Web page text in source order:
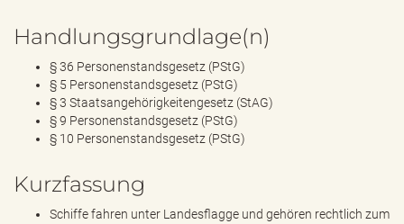
Handlungsgrundlage(n)
§ 36 Personenstandsgesetz (PStG)
§ 5 Personenstandsgesetz (PStG)
§ 3 Staatsangehörigkeitengesetz (StAG)
§ 9 Personenstandsgesetz (PStG)
§ 10 Personenstandsgesetz (PStG)
Kurzfassung
Schiffe fahren unter Landesflagge und gehören rechtlich zum